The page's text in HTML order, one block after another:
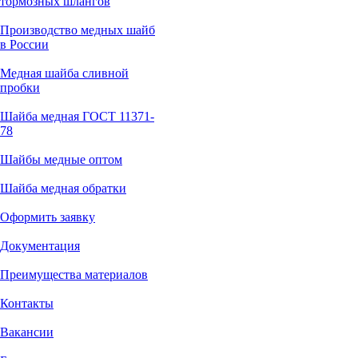
Производство медных шайб
в России
Медная шайба сливной
пробки
Шайба медная ГОСТ 11371-
78
Шайбы медные оптом
Шайба медная обратки
Оформить заявку
Документация
Преимущества материалов
Контакты
Вакансии